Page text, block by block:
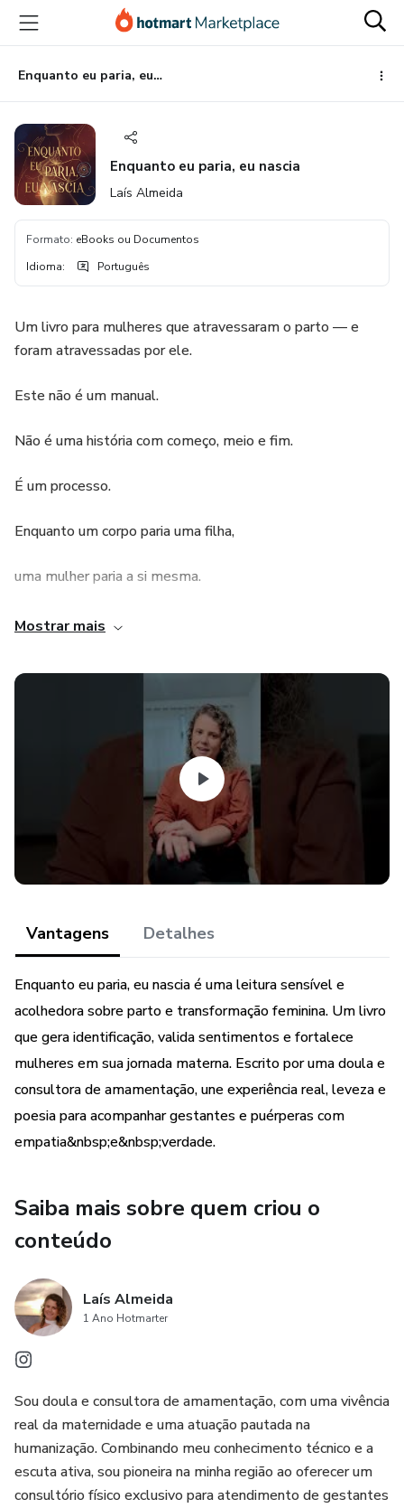
para
conteúdo
principal
para
pagamento
para
rodapé
Enquanto eu paria, eu nascia
Enquanto eu paria, eu nascia
Laís Almeida
Formato: eBooks ou Documentos
Idioma: Português
Um livro para mulheres que atravessaram o parto — e
foram atravessadas por ele.
Este não é um manual.
Não é uma história com começo, meio e fim.
É um processo.
Enquanto um corpo paria uma filha,
uma mulher paria a si mesma.
Em Enquanto eu paria, eu nascia, Laís Almeida conduz o
humana, onde maternidade, dor, força, silêncio e
Um livro curto — mas intenso — que toca onde muitas
mulheres nunca tiveram espaço para falar.
Aqui você vai encontrar:
• Reflexões sobre identidade, maternidade e
transformação;
desvios de rota;
• Um convite à escuta do próprio corpo e da própria
história;
Mostrar mais
Vantagens Detalhes
Enquanto eu paria, eu nascia é uma leitura sensível e
acolhedora sobre parto e transformação feminina. Um livro
que gera identificação, valida sentimentos e fortalece
mulheres em sua jornada materna. Escrito por uma doula e
consultora de amamentação, une experiência real, leveza e
poesia para acompanhar gestantes e puérperas com
empatia&nbsp;e&nbsp;verdade.
Saiba mais sobre quem criou o
conteúdo
Laís Almeida
1 Ano Hotmarter
Sou doula e consultora de amamentação, com uma vivência
real da maternidade e uma atuação pautada na
humanização. Combinando meu conhecimento técnico e a
escuta ativa, sou pioneira na minha região ao oferecer um
consultório físico exclusivo para atendimento de gestantes